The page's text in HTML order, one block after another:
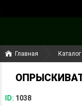
Главная
ID: 1038